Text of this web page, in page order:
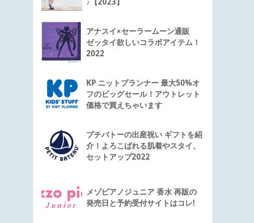
アナスイ×セーラームーン通販
ゼッタイ欲しいコラボアイテム！
2022
KP ニットプランナー 最大50%オ
フのビッグセール！アウトレット
価格で買えちゃいます
プチバトーの出産祝い ギフトを紹
介！よろこばれる肌着やスタイ、
セットアップ2022
メゾピアノジュニア 香水 再販の
発売日と予約受付サイトはコレ!